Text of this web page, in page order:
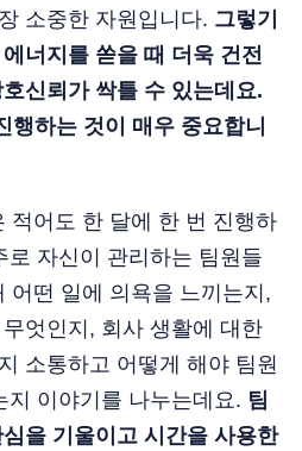
소중한 자원입니다. 그렇기
너지를 쏟을 때 더욱 건전
신뢰가 싹틀 수 있는데요.
행하는 것이 매우 중요합니
적어도 한 달에 한 번 진행하
로 자신이 관리하는 팀원들
어떤 일에 의욕을 느끼는지,
엇인지, 회사 생활에 대한
소통하고 어떻게 해야 팀원
지 이야기를 나누는데요. 팀
을 기울이고 시간을 사용한